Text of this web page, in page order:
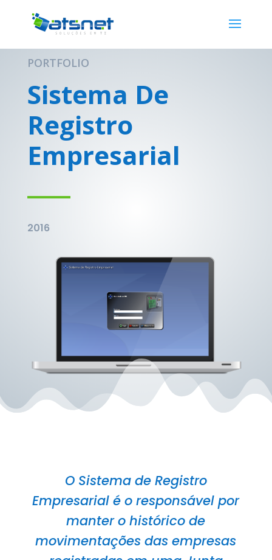
PORTFOLIO
Sistema De
Registro
Empresarial
2016
O Sistema de Registro
Empresarial é o responsável por
manter o histórico de
movimentações das empresas